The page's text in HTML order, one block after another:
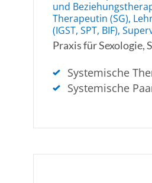
und
Therapeutin (SG),
(IGST, SPT, BIF),
Praxis für Sexologie,
Systemische
Systemische